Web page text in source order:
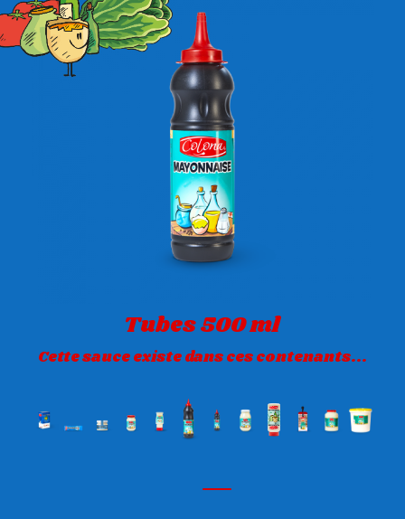
Tubes 500 ml
Cette sauce existe dans ces contenants...